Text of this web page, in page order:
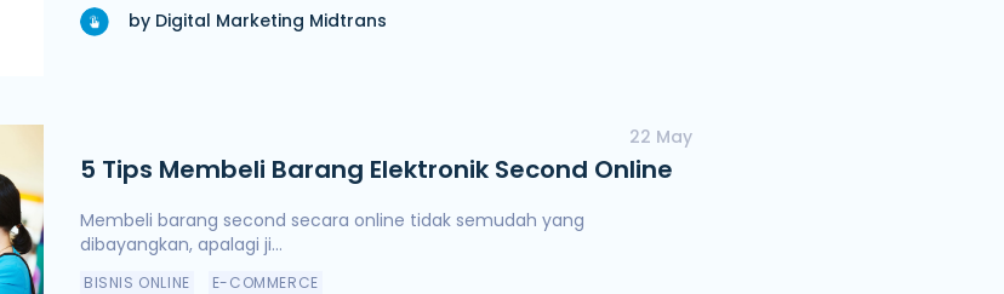
by Digital Marketing Midtrans
22 May
5 Tips Membeli Barang Elektronik Second Online
Membeli barang second secara online tidak semudah yang
dibayangkan, apalagi ji...
BISNIS ONLINE E-COMMERCE